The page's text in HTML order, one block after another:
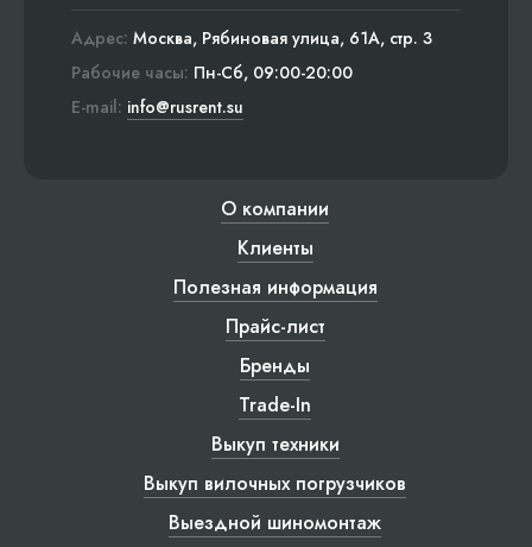
Адрес: Москва, Рябиновая улица, 61А, стр. 3
Рабочие часы: Пн-Сб, 09:00-20:00
E-mail: info@rusrent.su
О компании
Клиенты
Полезная информация
Прайс-лист
Бренды
Trade-In
Выкуп техники
Выкуп вилочных погрузчиков
Выездной шиномонтаж